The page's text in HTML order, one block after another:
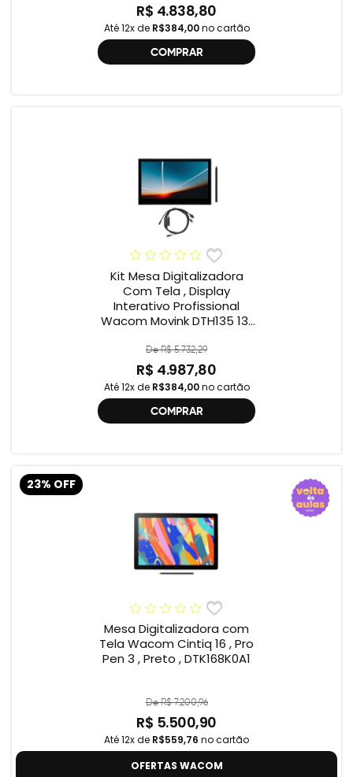
R$ 4.838,80
Até 12x de R$384,00no cartão
COMPRAR
Kit Mesa Digitalizadora
Com Tela , Display
Interativo Profissional
Wacom Movink DTH135 13”
One , 2ª geração
De R$ 5.732,29
R$ 4.987,80
Até 12x de R$384,00no cartão
COMPRAR
23% OFF
Mesa Digitalizadora com
Tela Wacom Cintiq 16 , Pro
Pen 3 , Preto , DTK168K0A1
De R$ 7.200,96
R$ 5.500,90
Até 12x de R$559,76 no cartão
OFERTAS WACOM